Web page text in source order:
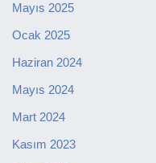
Mayıs 2025
Ocak 2025
Haziran 2024
Mayıs 2024
Mart 2024
Kasım 2023